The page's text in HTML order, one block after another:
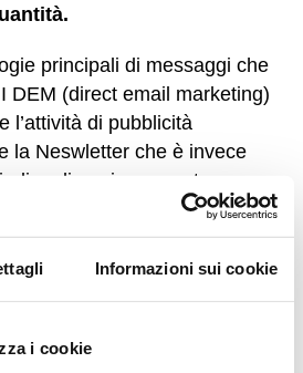
Informazioni sui cookie
i cookie
principali di messaggi che
DEM (direct email marketing)
l’attività di pubblicità
la Neswletter che è invece
di aggiornamento.
dobbiamo tenere in
evitare la disiscrizione alle